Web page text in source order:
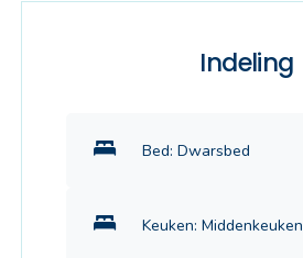
Indeling
Bed: Dwarsbed
Keuken: Middenkeuken